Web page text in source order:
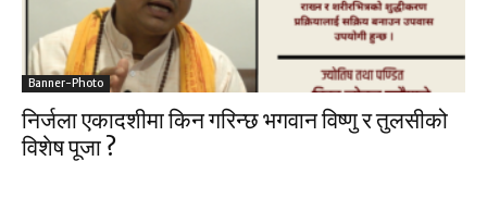
Banner-Photo
निर्जला एकादशीमा किन गरिन्छ भगवान विष्णु र तुलसीको
विशेष पूजा ?